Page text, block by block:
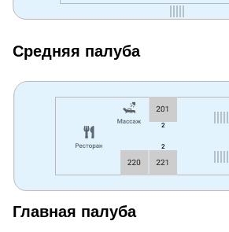
Средняя палуба
Главная палуба